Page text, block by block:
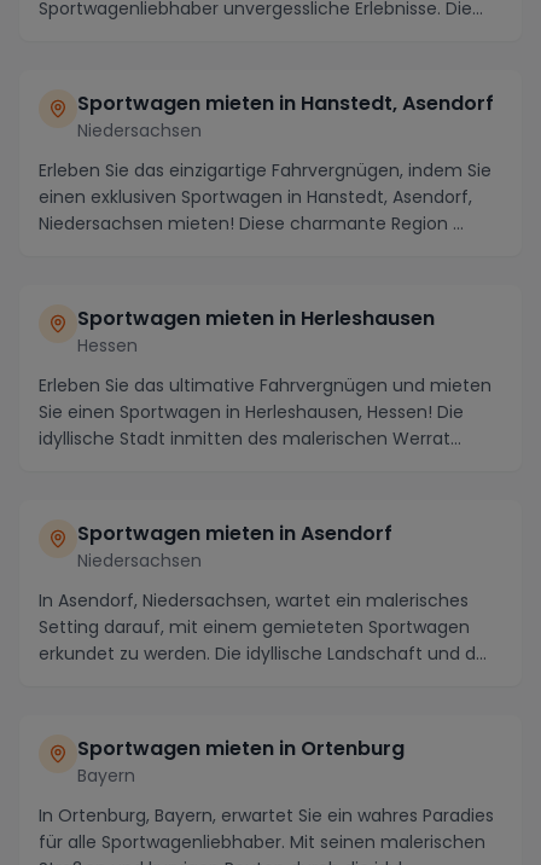
Sportwagenliebhaber unvergessliche Erlebnisse. Die
Sportwagen mieten in Hanstedt, Asendorf
Niedersachsen
Erleben Sie das einzigartige Fahrvergnügen, indem Sie
einen exklusiven Sportwagen in Hanstedt, Asendorf,
Niedersachsen mieten! Diese charmante Region ...
Sportwagen mieten in Herleshausen
Hessen
Erleben Sie das ultimative Fahrvergnügen und mieten
Sie einen Sportwagen in Herleshausen, Hessen! Die
idyllische Stadt inmitten des malerischen Werrat...
Sportwagen mieten in Asendorf
Niedersachsen
In Asendorf, Niedersachsen, wartet ein malerisches
Setting darauf, mit einem gemieteten Sportwagen
erkundet zu werden. Die idyllische Landschaft und d...
Sportwagen mieten in Ortenburg
Bayern
In Ortenburg, Bayern, erwartet Sie ein wahres Paradies
für alle Sportwagenliebhaber. Mit seinen malerischen